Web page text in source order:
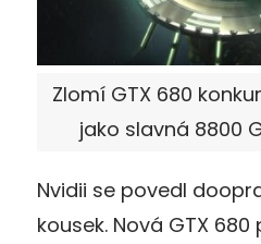
Zlomí GTX 680
jako slavná 8800
Nvidii se povedl
kousek. Nová GTX